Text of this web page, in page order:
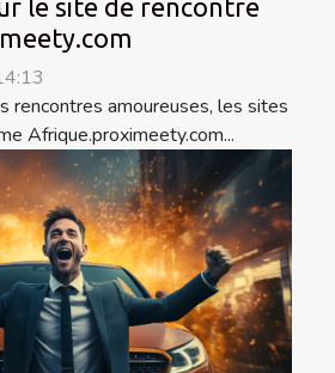
le site de rencontre
rencontres amoureuses, les sites
Afrique.proximeety.com...